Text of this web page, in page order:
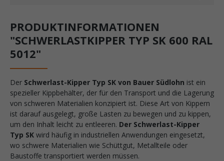
PRODUKTINFORMATIONEN
"SCHWERLASTKIPPER TYP SK 600 RAL
5012"
Der Schwerlast-Kipper Typ SK von Bauer Südlohn ist ein
spezieller Kippbehälter, der für den Transport und die Lagerung
von schweren Materialien konzipiert ist. Diese Art von Kippern
ist darauf ausgelegt, große Lasten zu bewegen und zu kippen,
um den Inhalt leicht zu entleeren. Der Schwerlast-Kipper
Typ SK wird häufig in industriellen Anwendungen eingesetzt,
wo schwere Materialien wie Schüttgut, Metallteile oder
Baustoffe transportiert werden müssen.